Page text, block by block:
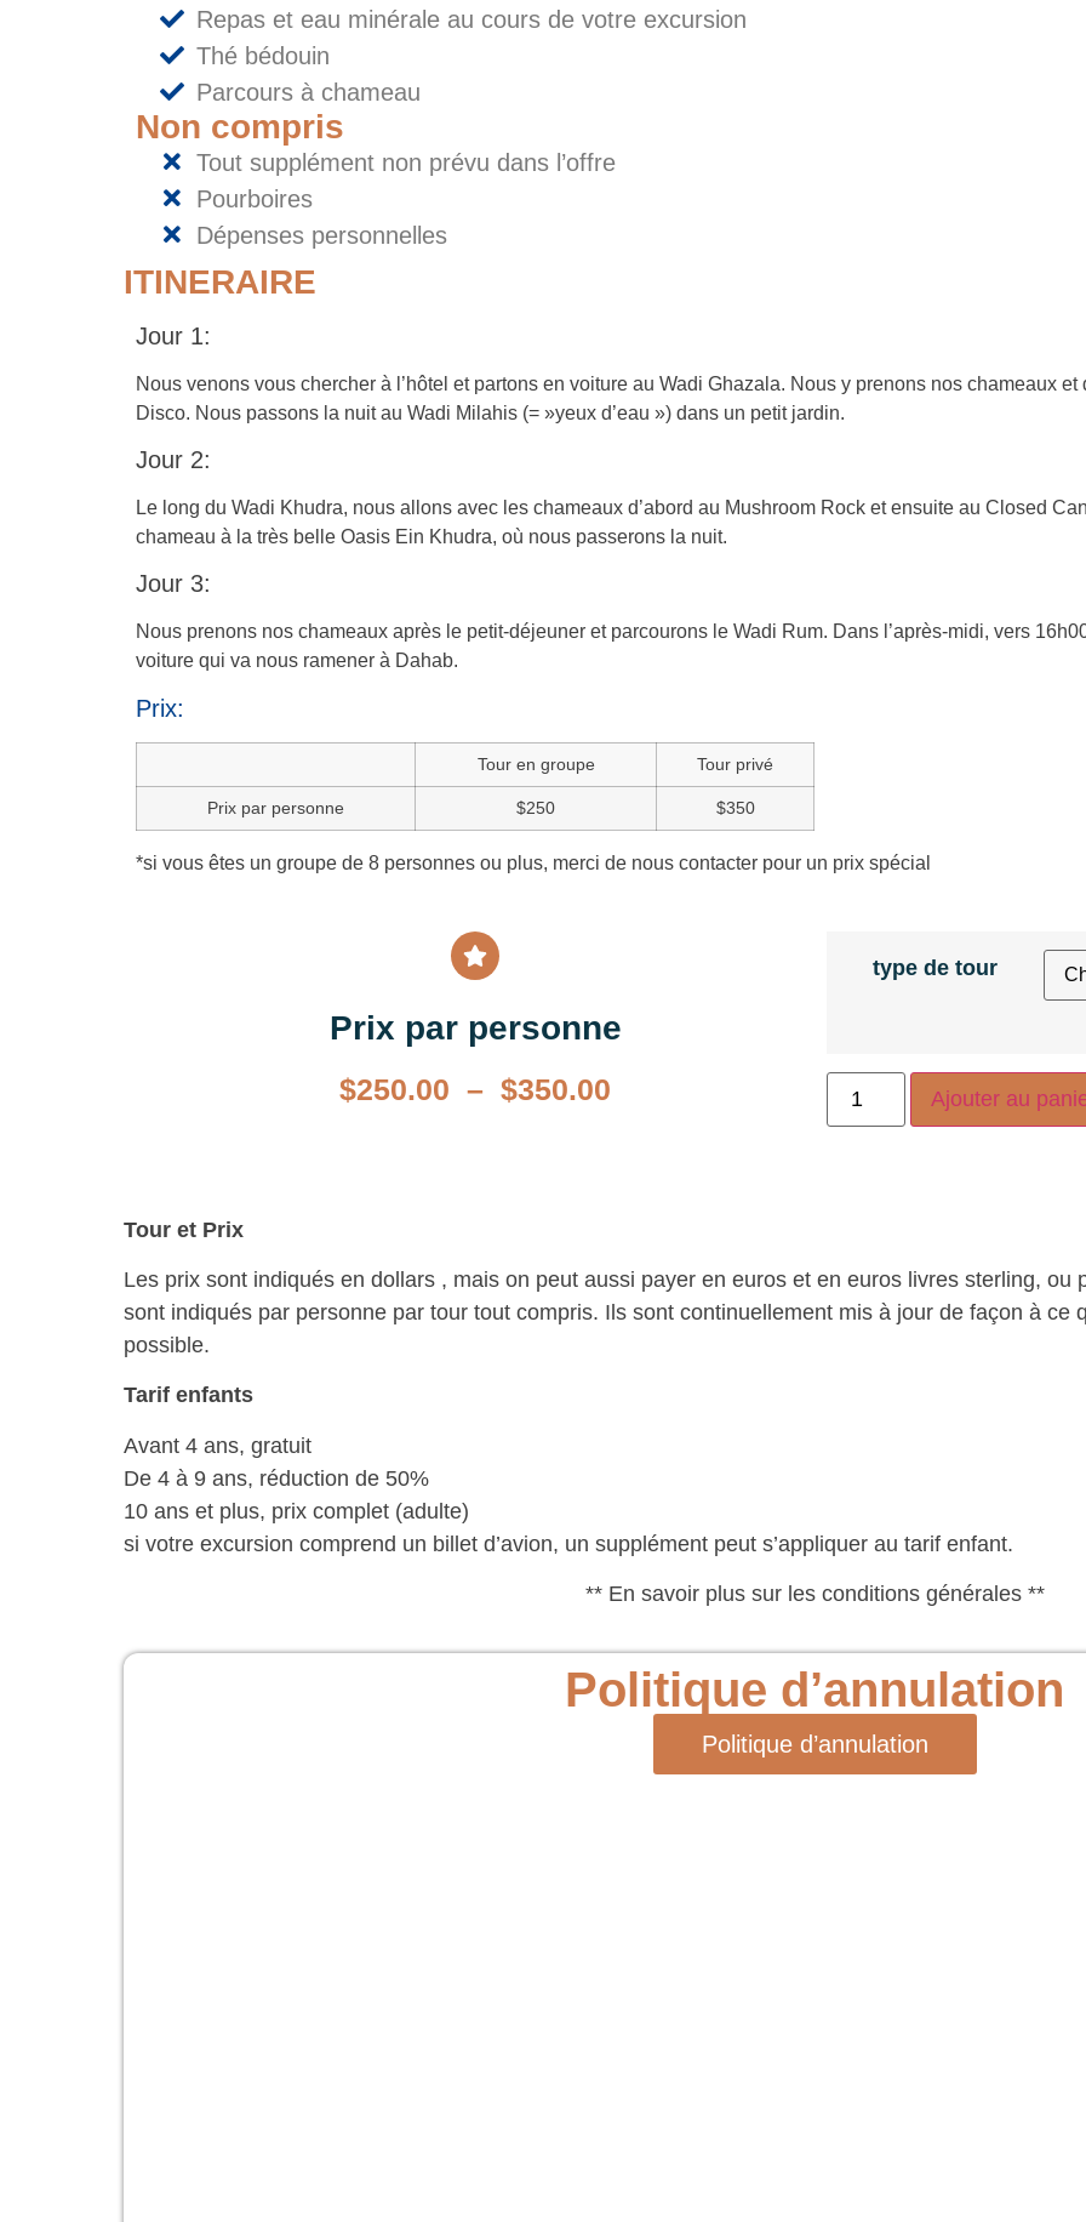
Repas et eau minérale au cours de votre excursion
Thé bédouin
Parcours à chameau
Non compris
Tout supplément non prévu dans l’offre
Pourboires
Dépenses personnelles
ITINERAIRE
Jour 1:
Nous venons vous chercher à l’hôtel et partons en voiture au Wadi Ghazala. Nous y prenons nos chameaux
Disco. Nous passons la nuit au Wadi Milahis (= »yeux d’eau ») dans un petit jardin.
Jour 2:
Le long du Wadi Khudra, nous allons avec les chameaux d’abord au Mushroom Rock et ensuite au Closed
chameau à la très belle Oasis Ein Khudra, où nous passerons la nuit.
Jour 3:
Nous prenons nos chameaux après le petit-déjeuner et parcourons le Wadi Rum. Dans l’après-midi, vers
voiture qui va nous ramener à Dahab.
Prix:
Tour en groupe Tour privé
Prix par personne $250 $350
*si vous êtes un groupe de 8 personnes ou plus, merci de nous contacter pour un prix spécial
Prix par personne
$250.00 – $350.00
type de tour
Ajouter au
Tour et Prix
Les prix sont indiqués en dollars , mais on peut aussi payer en euros et en euros livres sterling,
sont indiqués par personne par tour tout compris. Ils sont continuellement mis à jour de façon à ce
possible.
Tarif enfants
Avant 4 ans, gratuit
De 4 à 9 ans, réduction de 50%
10 ans et plus, prix complet (adulte)
si votre excursion comprend un billet d’avion, un supplément peut s’appliquer au tarif enfant.
** En savoir plus sur les conditions générales **
Politique d’annulation
Politique d’annulation